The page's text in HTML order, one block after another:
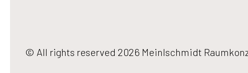
© All rights reserved 2026 Meinlschmidt